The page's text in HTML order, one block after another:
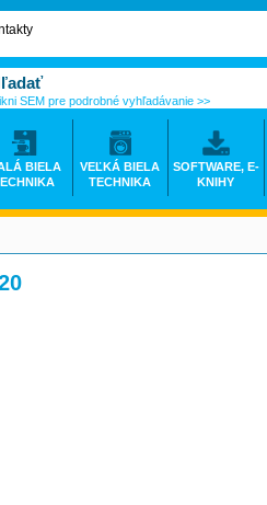
SEM pre podrobné vyhľadávanie >>
BIELA
VEĽKÁ BIELA
TECHNIKA
SOFTWARE, E-
KNIHY